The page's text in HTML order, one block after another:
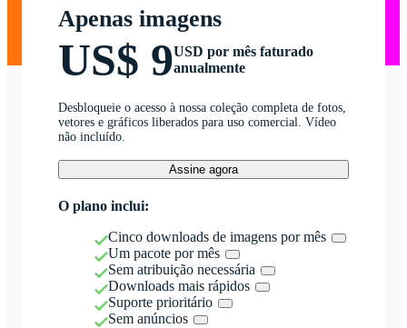
Apenas imagens
US$ 9USD por mês faturado
anualmente
Desbloqueie o acesso à nossa coleção completa de fotos,
vetores e gráficos liberados para uso comercial. Vídeo
não incluído.
Assine agora
O plano inclui:
Cinco downloads de imagens por mês
Um pacote por mês
Sem atribuição necessária
Downloads mais rápidos
Suporte prioritário
Sem anúncios